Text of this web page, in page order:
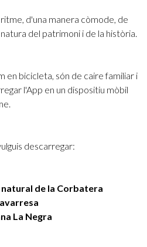
d'una manera còmode, de
del patrimoni i de la història.
en bicicleta, són de caire familiar i
l'App en un dispositiu mòbil
descarregar:
natural de la Corbatera
La Negra